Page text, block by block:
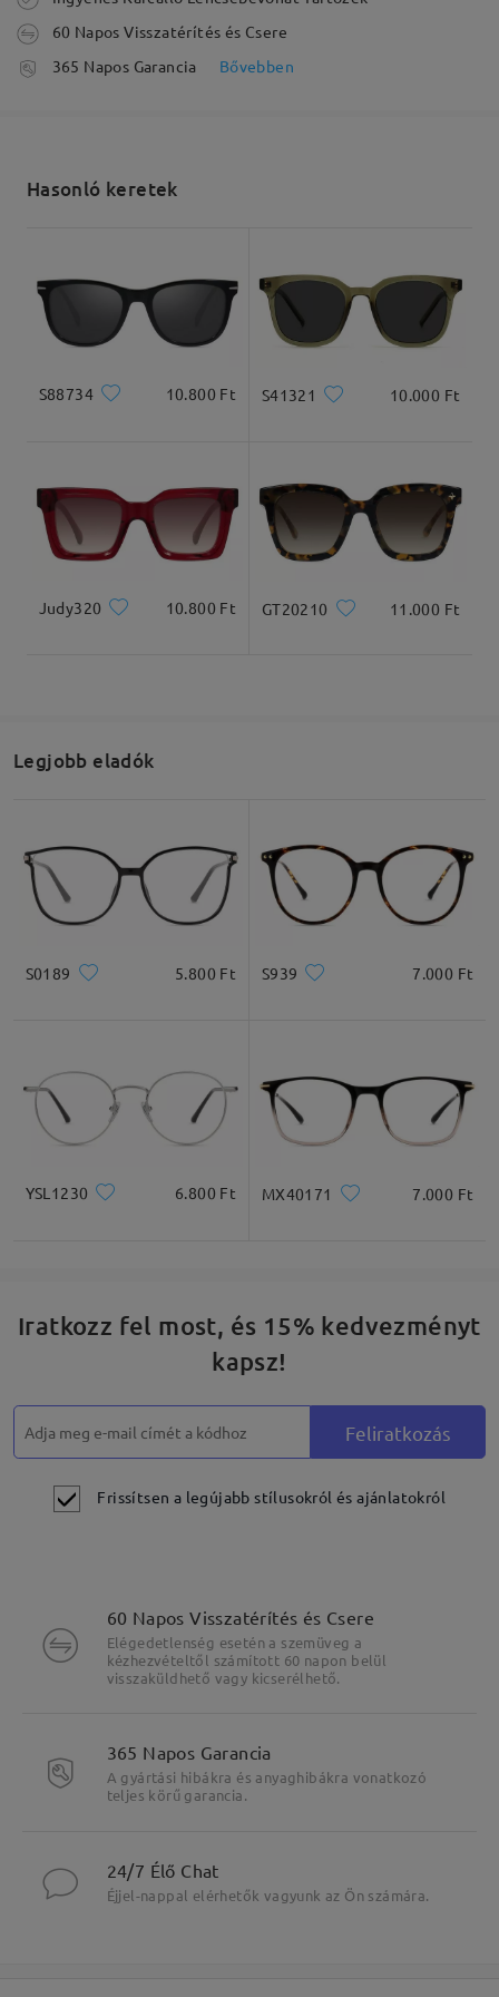
Arcforma:
Gyémánt
Archossz:
17cm/6.69in
Arcszélesség:
15cm/5.91in
Teljes szélesség
134mm/ 5.28in
Szárhossz
140mm/ 5.51in
Lencseszélesség
Ajánlott arcformák
* Csak tájékoztató jellegű
Termékleírás
Fő jellemzők kiemelése
véleményt
feldolgozási idő
Kiszállítva
60 Napos Visszatérítés és Csere
365 Napos Garancia
Bővebben
Hasonló keretek
S88734 10.800 Ft S41321 10.000 Ft
Judy320 10.800 Ft GT20210 11.000 Ft
Legjobb eladók
S0189 5.800 Ft S939 7.000 Ft
YSL1230 6.800 Ft MX40171 7.000 Ft
Iratkozz fel most, és 15% kedvezményt
kapsz!
Feliratkozás
Frissítsen a legújabb stílusokról és ajánlatokról
60 Napos Visszatérítés és Csere
Elégedetlenség esetén a szemüveg a
kézhezvételtől számított 60 napon belül
visszaküldhető vagy kicserélhető.
365 Napos Garancia
A gyártási hibákra és anyaghibákra vonatkozó
teljes körű garancia.
24/7 Élő Chat
Éjjel-nappal elérhetők vagyunk az Ön számára.